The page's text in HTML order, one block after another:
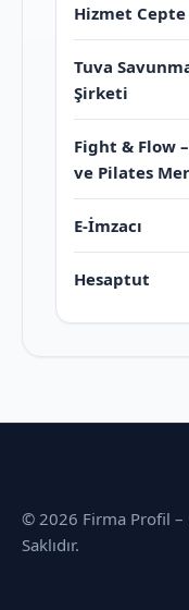
Hizmet Cepte
Tuva
Şirketi
Fight & Flow
ve Pilates
E-İmzacı
Hesaptut
© 2026 Firma Profil –
Saklıdır.